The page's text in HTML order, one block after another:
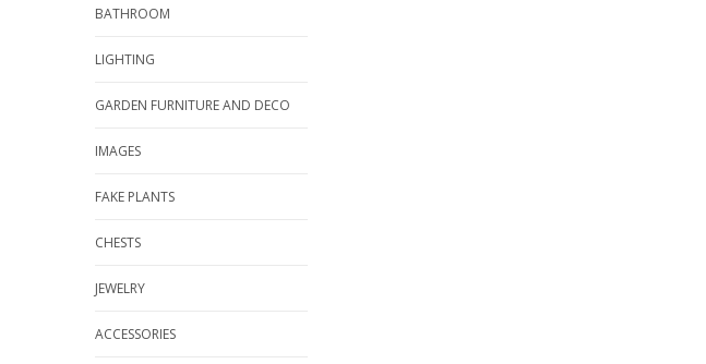
BATHROOM
LIGHTING
GARDEN FURNITURE AND DECO
IMAGES
FAKE PLANTS
CHESTS
JEWELRY
ACCESSORIES